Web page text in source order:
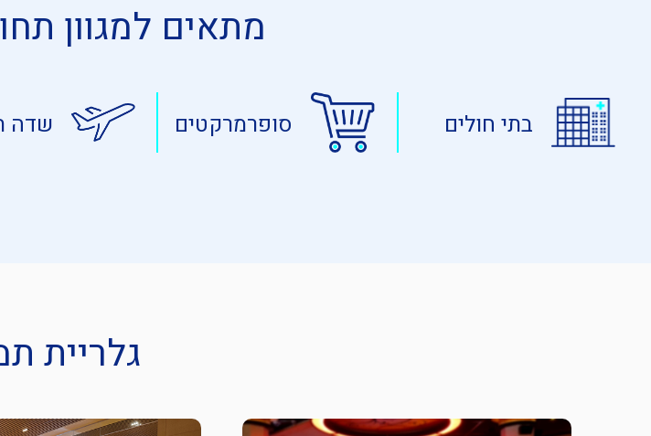
מתאים למגוון
בתי חולים סופרמרקטים שדה
גלריית